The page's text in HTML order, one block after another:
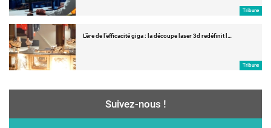
Tribune
L’ère de l’efficacité giga : la découpe laser 3d redéfinit l…
Tribune
Suivez-nous !